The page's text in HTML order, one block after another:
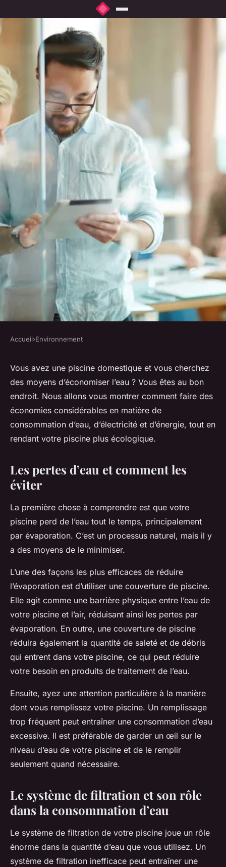
Comment économiser l'eau
dans une piscine domestique ?
Gabriel•21 janvier 2024•6 min de lecture
Accueil›Environnement
Vous avez une piscine domestique et vous cherchez
des moyens d’économiser l’eau ? Vous êtes au bon
endroit. Nous allons vous montrer comment faire des
économies considérables en matière de
consommation d’eau, d’électricité et d’énergie, tout en
rendant votre piscine plus écologique.
Les pertes d’eau et comment les
éviter
La première chose à comprendre est que votre
piscine perd de l’eau tout le temps, principalement
par évaporation. C’est un processus naturel, mais il y
a des moyens de le minimiser.
L’une des façons les plus efficaces de réduire
l’évaporation est d’utiliser une couverture de piscine.
Elle agit comme une barrière physique entre l’eau de
votre piscine et l’air, réduisant ainsi les pertes par
évaporation. En outre, une couverture de piscine
réduira également la quantité de saleté et de débris
qui entrent dans votre piscine, ce qui peut réduire
votre besoin en produits de traitement de l’eau.
Ensuite, ayez une attention particulière à la manière
dont vous remplissez votre piscine. Un remplissage
trop fréquent peut entraîner une consommation d’eau
excessive. Il est préférable de garder un œil sur le
niveau d’eau de votre piscine et de le remplir
seulement quand nécessaire.
Le système de filtration et son rôle
dans la consommation d’eau
Le système de filtration de votre piscine joue un rôle
énorme dans la quantité d’eau que vous utilisez. Un
système de filtration inefficace peut entraîner une